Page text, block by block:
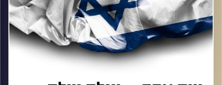
קרדיט תמונות:AudioVersity